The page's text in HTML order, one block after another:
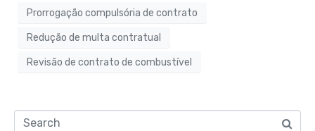
Prorrogação compulsória de contrato
Redução de multa contratual
Revisão de contrato de combustível